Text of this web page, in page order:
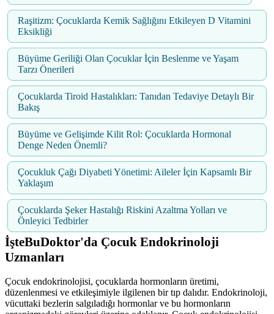
Raşitizm: Çocuklarda Kemik Sağlığını Etkileyen D Vitamini
Eksikliği
Büyüme Geriliği Olan Çocuklar İçin Beslenme ve Yaşam
Tarzı Önerileri
Çocuklarda Tiroid Hastalıkları: Tanıdan Tedaviye Detaylı Bir
Bakış
Büyüme ve Gelişimde Kilit Rol: Çocuklarda Hormonal
Denge Neden Önemli?
Çocukluk Çağı Diyabeti Yönetimi: Aileler İçin Kapsamlı Bir
Yaklaşım
Çocuklarda Şeker Hastalığı Riskini Azaltma Yolları ve
Önleyici Tedbirler
İşteBuDoktor'da Çocuk Endokrinoloji
Uzmanları
Çocuk endokrinolojisi, çocuklarda hormonların üretimi,
düzenlenmesi ve etkileşimiyle ilgilenen bir tıp dalıdır. Endokrinoloji,
vücuttaki bezlerin salgıladığı hormonlar ve bu hormonların